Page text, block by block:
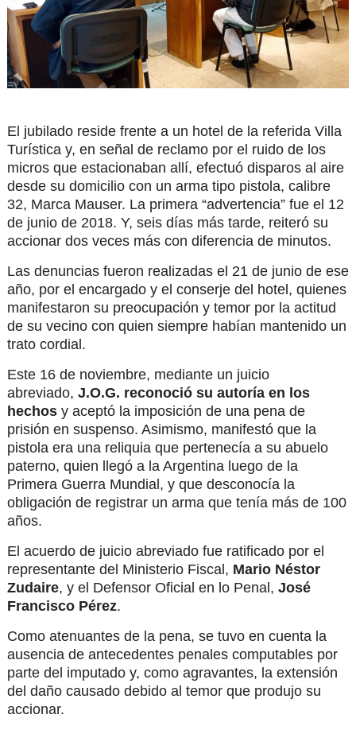
El jubilado reside frente a un hotel de la referida Villa
Turística y, en señal de reclamo por el ruido de los
micros que estacionaban allí, efectuó disparos al aire
desde su domicilio con un arma tipo pistola, calibre
32, Marca Mauser. La primera “advertencia” fue el 12
de junio de 2018. Y, seis días más tarde, reiteró su
accionar dos veces más con diferencia de minutos.
Las denuncias fueron realizadas el 21 de junio de ese
año, por el encargado y el conserje del hotel, quienes
manifestaron su preocupación y temor por la actitud
de su vecino con quien siempre habían mantenido un
trato cordial.
Este 16 de noviembre, mediante un juicio
abreviado, J.O.G. reconoció su autoría en los
hechos y aceptó la imposición de una pena de
prisión en suspenso. Asimismo, manifestó que la
pistola era una reliquia que pertenecía a su abuelo
paterno, quien llegó a la Argentina luego de la
Primera Guerra Mundial, y que desconocía la
obligación de registrar un arma que tenía más de 100
años.
El acuerdo de juicio abreviado fue ratificado por el
representante del Ministerio Fiscal, Mario Néstor
Zudaire, y el Defensor Oficial en lo Penal, José
Francisco Pérez.
Como atenuantes de la pena, se tuvo en cuenta la
ausencia de antecedentes penales computables por
parte del imputado y, como agravantes, la extensión
del daño causado debido al temor que produjo su
accionar.